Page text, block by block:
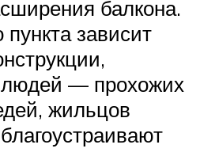
балкона.
зависит
людей — прохожих
жильцов